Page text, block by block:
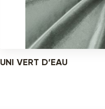
UNI VERT D’EAU